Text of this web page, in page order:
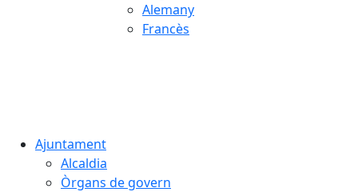
Alemany
Francès
Ajuntament
Alcaldia
Òrgans de govern